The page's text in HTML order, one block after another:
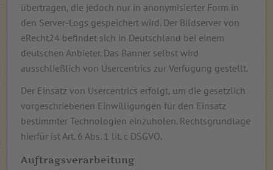
übertragen, die jedoch nur in anonymisierter Form in
den Server-Logs gespeichert wird. Der Bildserver von
eRecht24 befindet sich in Deutschland bei einem
deutschen Anbieter. Das Banner selbst wird
ausschließlich von Usercentrics zur Verfügung gestellt.
Der Einsatz von Usercentrics erfolgt, um die gesetzlich
vorgeschriebenen Einwilligungen für den Einsatz
bestimmter Technologien einzuholen. Rechtsgrundlage
hierfür ist Art. 6 Abs. 1 lit. c DSGVO.
Auftragsverarbeitung